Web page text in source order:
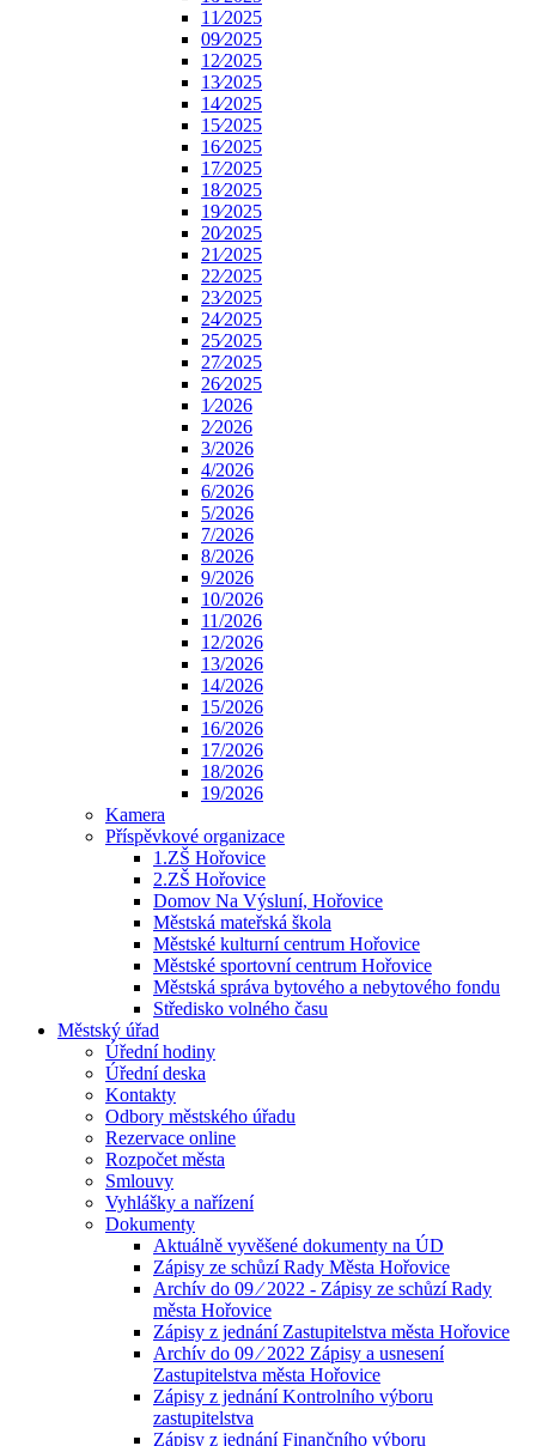
11⁄2025
09⁄2025
12⁄2025
13⁄2025
14⁄2025
15⁄2025
16⁄2025
17⁄2025
18⁄2025
19⁄2025
20⁄2025
21⁄2025
22⁄2025
23⁄2025
24⁄2025
25⁄2025
27⁄2025
26⁄2025
1⁄2026
2⁄2026
3/2026
4/2026
6/2026
5/2026
7/2026
8/2026
9/2026
10/2026
11/2026
12/2026
13/2026
14/2026
15/2026
16/2026
17/2026
18/2026
19/2026
Kamera
Příspěvkové organizace
1.ZŠ Hořovice
2.ZŠ Hořovice
Domov Na Výsluní, Hořovice
Městská mateřská škola
Městské kulturní centrum Hořovice
Městské sportovní centrum Hořovice
Městská správa bytového a nebytového fondu
Středisko volného času
Městský úřad
Úřední hodiny
Úřední deska
Kontakty
Odbory městského úřadu
Rezervace online
Rozpočet města
Smlouvy
Vyhlášky a nařízení
Dokumenty
Aktuálně vyvěšené dokumenty na ÚD
Zápisy ze schůzí Rady Města Hořovice
Archív do 09 ⁄ 2022 - Zápisy ze schůzí Rady
města Hořovice
Zápisy z jednání Zastupitelstva města Hořovice
Archív do 09 ⁄ 2022 Zápisy a usnesení
Zastupitelstva města Hořovice
Zápisy z jednání Kontrolního výboru
zastupitelstva
Zápisy z jednání Finančního výboru